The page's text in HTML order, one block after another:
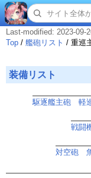
Last-modified: 2023-09-
Top / 艦砲リスト / 重巡
装備リスト
駆逐艦主砲
軽
戦闘
対空砲